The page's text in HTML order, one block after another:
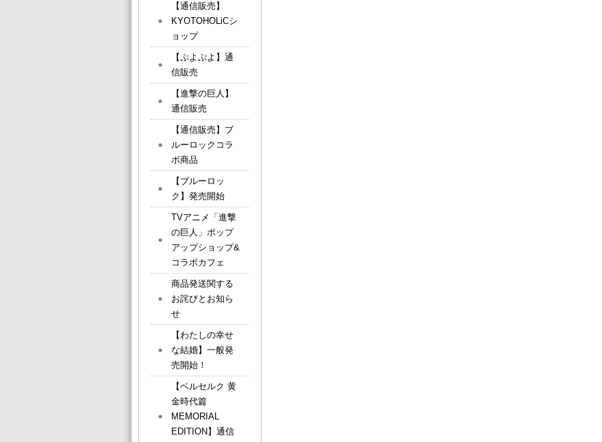
【通信販売】
KYOTOHOLiCシ
ョップ
【ぷよぷよ】通
信販売
【進撃の巨人】
通信販売
【通信販売】ブ
ルーロックコラ
ボ商品
【ブルーロッ
ク】発売開始
TVアニメ「進撃
の巨人」ポップ
アップショップ&
コラボカフェ
商品発送関する
お詫びとお知ら
せ
【わたしの幸せ
な結婚】一般発
売開始！
【ベルセルク 黄
金時代篇
MEMORIAL
EDITION】通信